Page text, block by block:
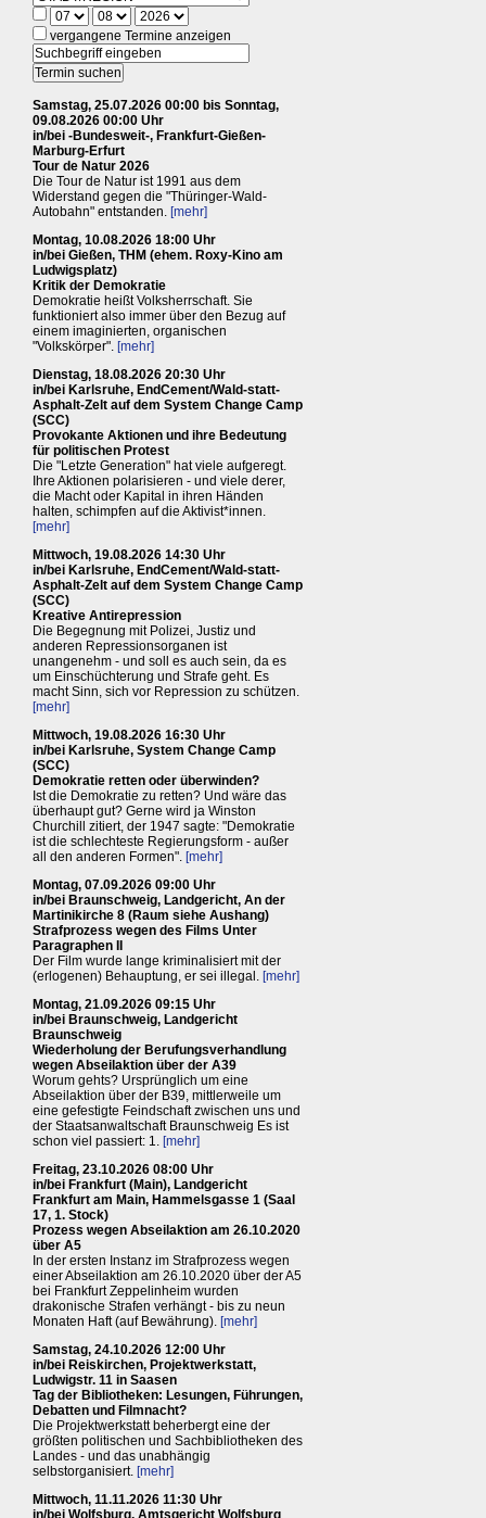
vergangene Termine anzeigen
Samstag, 25.07.2026 00:00 bis Sonntag,
09.08.2026 00:00 Uhr
in/bei -Bundesweit-, Frankfurt-Gießen-
Marburg-Erfurt
Tour de Natur 2026
Die Tour de Natur ist 1991 aus dem
Widerstand gegen die "Thüringer-Wald-
Autobahn" entstanden. [mehr]
Montag, 10.08.2026 18:00 Uhr
in/bei Gießen, THM (ehem. Roxy-Kino am
Ludwigsplatz)
Kritik der Demokratie
Demokratie heißt Volksherrschaft. Sie
funktioniert also immer über den Bezug auf
einem imaginierten, organischen
"Volkskörper". [mehr]
Dienstag, 18.08.2026 20:30 Uhr
in/bei Karlsruhe, EndCement/Wald-statt-
Asphalt-Zelt auf dem System Change Camp
(SCC)
Provokante Aktionen und ihre Bedeutung
für politischen Protest
Die "Letzte Generation" hat viele aufgeregt.
Ihre Aktionen polarisieren - und viele derer,
die Macht oder Kapital in ihren Händen
halten, schimpfen auf die Aktivist*innen.
[mehr]
Mittwoch, 19.08.2026 14:30 Uhr
in/bei Karlsruhe, EndCement/Wald-statt-
Asphalt-Zelt auf dem System Change Camp
(SCC)
Kreative Antirepression
Die Begegnung mit Polizei, Justiz und
anderen Repressionsorganen ist
unangenehm - und soll es auch sein, da es
um Einschüchterung und Strafe geht. Es
macht Sinn, sich vor Repression zu schützen.
[mehr]
Mittwoch, 19.08.2026 16:30 Uhr
in/bei Karlsruhe, System Change Camp
(SCC)
Demokratie retten oder überwinden?
Ist die Demokratie zu retten? Und wäre das
überhaupt gut? Gerne wird ja Winston
Churchill zitiert, der 1947 sagte: "Demokratie
ist die schlechteste Regierungsform - außer
all den anderen Formen". [mehr]
Montag, 07.09.2026 09:00 Uhr
in/bei Braunschweig, Landgericht, An der
Martinikirche 8 (Raum siehe Aushang)
Strafprozess wegen des Films Unter
Paragraphen II
Der Film wurde lange kriminalisiert mit der
(erlogenen) Behauptung, er sei illegal. [mehr]
Montag, 21.09.2026 09:15 Uhr
in/bei Braunschweig, Landgericht
Braunschweig
Wiederholung der Berufungsverhandlung
wegen Abseilaktion über der A39
Worum gehts? Ursprünglich um eine
Abseilaktion über der B39, mittlerweile um
eine gefestigte Feindschaft zwischen uns und
der Staatsanwaltschaft Braunschweig Es ist
schon viel passiert: 1. [mehr]
Freitag, 23.10.2026 08:00 Uhr
in/bei Frankfurt (Main), Landgericht
Frankfurt am Main, Hammelsgasse 1 (Saal
17, 1. Stock)
Prozess wegen Abseilaktion am 26.10.2020
über A5
In der ersten Instanz im Strafprozess wegen
einer Abseilaktion am 26.10.2020 über der A5
bei Frankfurt Zeppelinheim wurden
drakonische Strafen verhängt - bis zu neun
Monaten Haft (auf Bewährung). [mehr]
Samstag, 24.10.2026 12:00 Uhr
in/bei Reiskirchen, Projektwerkstatt,
Ludwigstr. 11 in Saasen
Tag der Bibliotheken: Lesungen, Führungen,
Debatten und Filmnacht?
Die Projektwerkstatt beherbergt eine der
größten politischen und Sachbibliotheken des
Landes - und das unabhängig
selbstorganisiert. [mehr]
Mittwoch, 11.11.2026 11:30 Uhr